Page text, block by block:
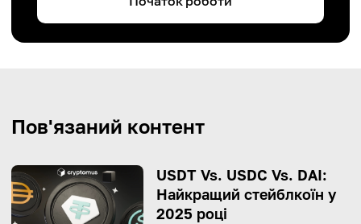
Пов'язаний контент
USDT Vs. USDC Vs. DAI:
Найкращий стейблкоїн у
2025 році